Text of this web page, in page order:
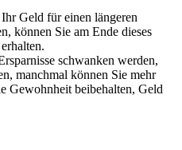
Geld für einen längeren
können Sie am Ende dieses
schwanken werden,
manchmal können Sie mehr
Gewohnheit beibehalten, Geld